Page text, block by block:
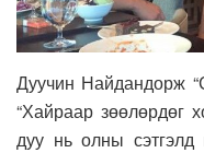
Дуучин Найдандорж
“Хайраар зөөлөрдөг
дуу нь олны